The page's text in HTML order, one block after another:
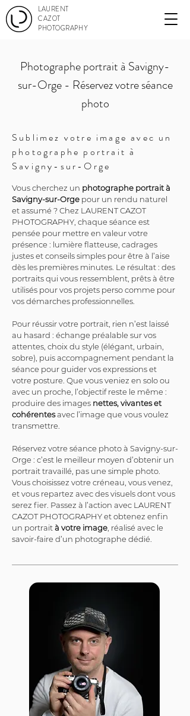
LAURENT
CAZOT
PHOTOGRAPHY
Photographe portrait à Savigny-
sur-Orge - Réservez votre séance
photo
Sublimez votre image avec un
photographe portrait à
Savigny-sur-Orge
Vous cherchez un photographe portrait à
Savigny-sur-Orge pour un rendu naturel
et assumé ? Chez LAURENT CAZOT
PHOTOGRAPHY, chaque séance est
pensée pour mettre en valeur votre
présence : lumière flatteuse, cadrages
justes et conseils simples pour être à l’aise
dès les premières minutes. Le résultat : des
portraits qui vous ressemblent, prêts à être
utilisés pour vos projets perso comme pour
vos démarches professionnelles.
Pour réussir votre portrait, rien n’est laissé
au hasard : échange préalable sur vos
attentes, choix du style (élégant, urbain,
sobre), puis accompagnement pendant la
séance pour guider vos expressions et
votre posture. Que vous veniez en solo ou
avec un proche, l’objectif reste le même :
produire des images nettes, vivantes et
cohérentes avec l’image que vous voulez
transmettre.
Réservez votre séance photo à Savigny-sur-
Orge : c’est le meilleur moyen d’obtenir un
portrait travaillé, pas une simple photo.
Vous choisissez votre créneau, vous venez,
et vous repartez avec des visuels dont vous
serez fier. Passez à l’action avec LAURENT
CAZOT PHOTOGRAPHY et obtenez enfin
un portrait à votre image , réalisé avec le
savoir-faire d’un photographe dédié.